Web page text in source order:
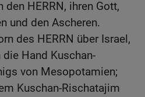
HERRN, ihren Gott,
und den Ascheren.
des HERRN über Israel,
Hand Kuschan-
von Mesopotamien;
Kuschan-Rischatajim